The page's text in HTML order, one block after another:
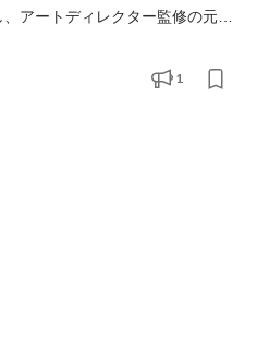
アートディレクター監修の元、
成 ・プロダクトや常設ページの
1